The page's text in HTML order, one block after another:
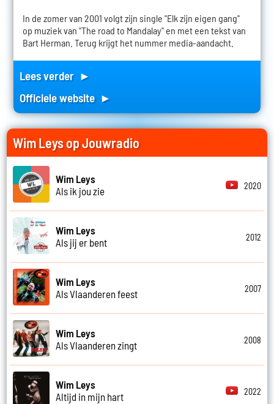
In de zomer van 2001 volgt zijn single "Elk zijn eigen gang"
op muziek van "The road to Mandalay" en met een tekst van
Bart Herman. Terug krijgt het nummer media-aandacht.
Lees verder ►
Officiele website ►
Wim Leys op Jouwradio
Wim Leys
Als ik jou zie
2020
Wim Leys
Als jij er bent
2012
Wim Leys
Als Vlaanderen feest
2007
Wim Leys
Als Vlaanderen zingt
2008
Wim Leys
Altijd in mijn hart
2022